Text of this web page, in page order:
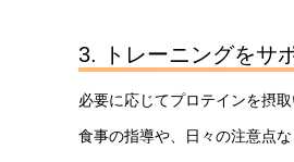
3. トレーニングをサ
必要に応じてプロテインを摂
食事の指導や、日々の注意点